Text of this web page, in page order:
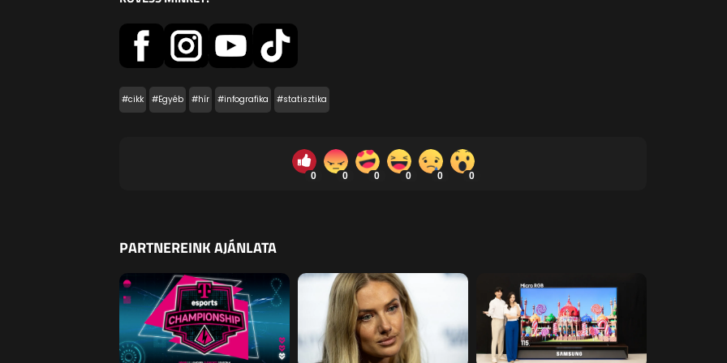
#cikk #Egyéb #hír #infografika #statisztika
0 0 0 0 0 0
PARTNEREINK AJÁNLATA